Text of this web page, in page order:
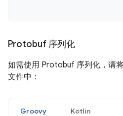
Protobuf 序列化
如需使用 Protobuf 序列化，请
文件中：
Groovy Kotlin